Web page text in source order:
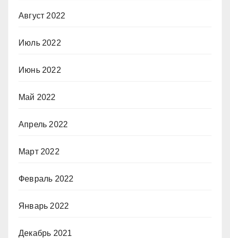
Август 2022
Июль 2022
Июнь 2022
Май 2022
Апрель 2022
Март 2022
Февраль 2022
Январь 2022
Декабрь 2021